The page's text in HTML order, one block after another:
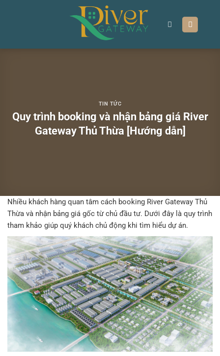
TIN TỨC
Quy trình booking và nhận bảng giá River
Gateway Thủ Thừa [Hướng dẫn]
Nhiều khách hàng quan tâm cách booking River Gateway Thủ
Thừa và nhận bảng giá gốc từ chủ đầu tư. Dưới đây là quy trình
tham khảo giúp quý khách chủ động khi tìm hiểu dự án.